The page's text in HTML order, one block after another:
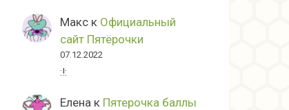
Макс к Официальный
сайт Пятёрочки
07.12.2022
:!:
Елена к Пятерочка баллы